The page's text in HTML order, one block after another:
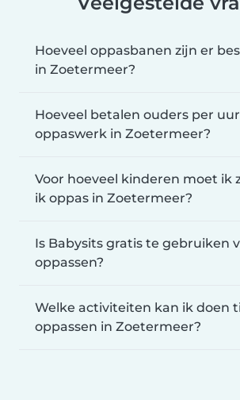
Hoeveel oppasbanen zijn er
in Zoetermeer?
Hoeveel betalen ouders per
oppaswerk in Zoetermeer?
Voor hoeveel kinderen moet ik
ik oppas in Zoetermeer?
Is Babysits gratis te gebruiken
oppassen?
Welke activiteiten kan ik doen
oppassen in Zoetermeer?